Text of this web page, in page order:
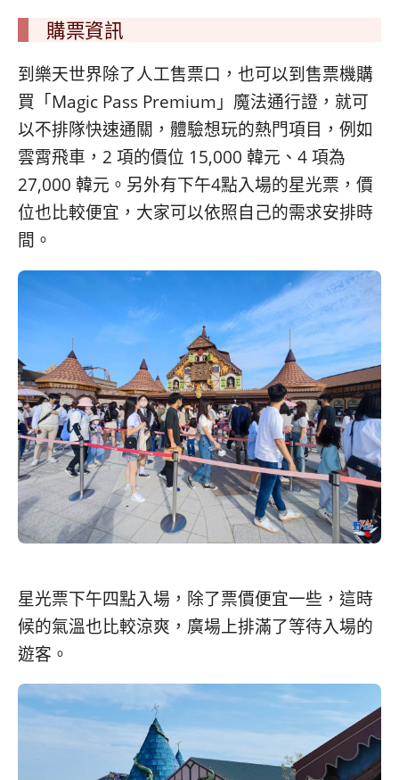
購票資訊
到樂天世界除了人工售票口，也可以到售票機購
買「Magic Pass Premium」魔法通行證，就可
以不排隊快速通關，體驗想玩的熱門項目，例如
雲霄飛車，2 項的價位 15,000 韓元、4 項為
27,000 韓元。另外有下午4點入場的星光票，價
位也比較便宜，大家可以依照自己的需求安排時
間。
星光票下午四點入場，除了票價便宜一些，這時
候的氣溫也比較涼爽，廣場上排滿了等待入場的
遊客。